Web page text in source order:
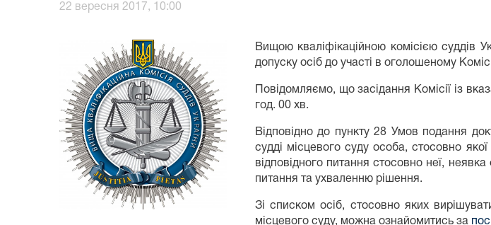
22 вересня 2017, 10:00
Вищою кваліфікаційною комісією суддів
допуску осіб до участі в оголошеному
Повідомляємо, що засідання Комісії із
год. 00 хв.
Відповідно до пункту 28 Умов подання
судді місцевого суду особа, стосовно
відповідного питання стосовно неї,
питання та ухваленню рішення.
Зі списком осіб, стосовно яких
місцевого суду, можна ознайомитись за